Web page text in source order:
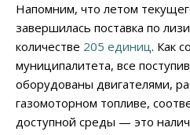
Напомним, что летом
завершилась поставка по
количестве 205 единиц. Как
муниципалитета, все
оборудованы двигателями,
газомоторном топливе,
доступной среды — это